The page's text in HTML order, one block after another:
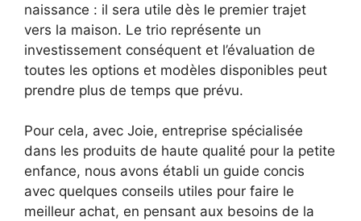
naissance : il sera utile dès le premier trajet
vers la maison. Le trio représente un
investissement conséquent et l’évaluation de
toutes les options et modèles disponibles peut
prendre plus de temps que prévu.
Pour cela, avec Joie, entreprise spécialisée
dans les produits de haute qualité pour la petite
enfance, nous avons établi un guide concis
avec quelques conseils utiles pour faire le
meilleur achat, en pensant aux besoins de la